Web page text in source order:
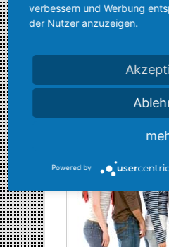
verbessern und Werbung
der Nutzer anzuzeigen.
Powered by